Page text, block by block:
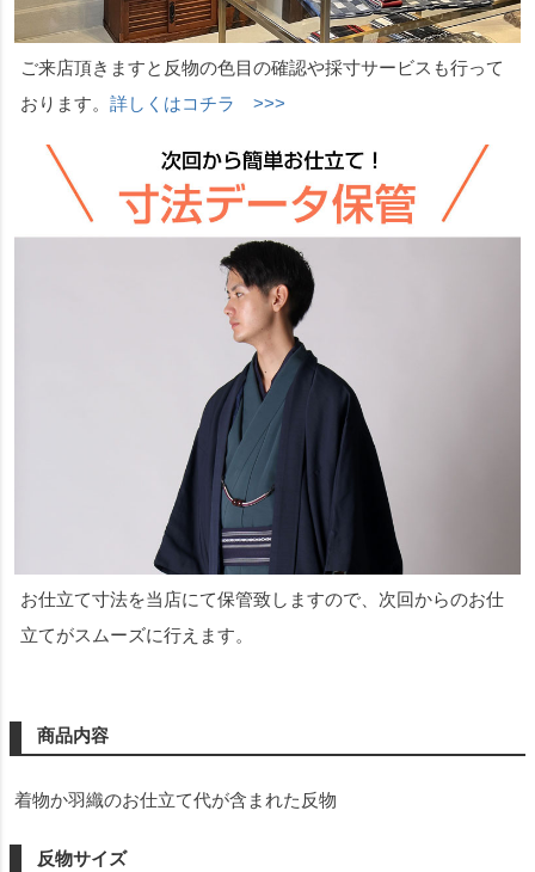
ご来店頂きますと反物の色目の確認や採寸サービスも行って
おります。 詳しくはコチラ >>>
お仕立て寸法を当店にて保管致しますので、次回からのお仕
立てがスムーズに行えます。
商品内容
着物か羽織のお仕立て代が含まれた反物
反物サイズ